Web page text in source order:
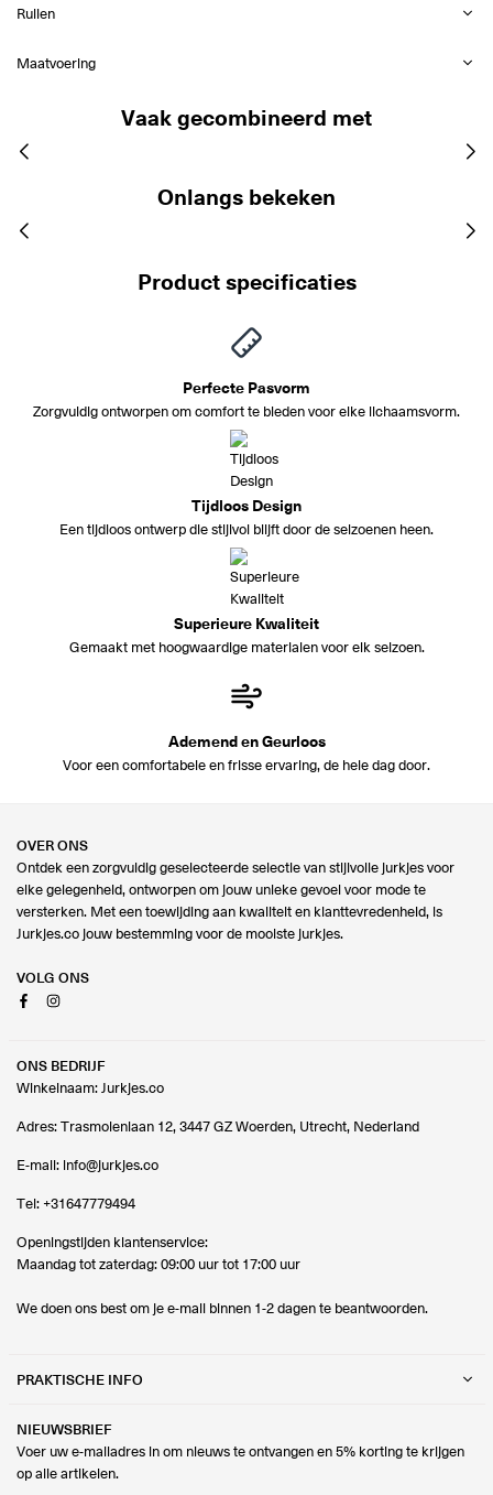
Ruilen
Maatvoering
Vaak gecombineerd met
Onlangs bekeken
Product specificaties
Perfecte Pasvorm
Zorgvuldig ontworpen om comfort te bieden voor elke lichaamsvorm.
Tijdloos Design
Een tijdloos ontwerp die stijlvol blijft door de seizoenen heen.
Superieure Kwaliteit
Gemaakt met hoogwaardige materialen voor elk seizoen.
Ademend en Geurloos
Voor een comfortabele en frisse ervaring, de hele dag door.
OVER ONS
Ontdek een zorgvuldig geselecteerde selectie van stijlvolle jurkjes voor
elke gelegenheid, ontworpen om jouw unieke gevoel voor mode te
versterken. Met een toewijding aan kwaliteit en klanttevredenheid, is
Jurkjes.co jouw bestemming voor de mooiste jurkjes.
VOLG ONS
FacebookInstagram
ONS BEDRIJF
Winkelnaam: Jurkjes.co
Adres: Trasmolenlaan 12, 3447 GZ Woerden, Utrecht, Nederland
E-mail: info@jurkjes.co
Tel: +31647779494
Openingstijden klantenservice:
Maandag tot zaterdag: 09:00 uur tot 17:00 uur
We doen ons best om je e-mail binnen 1-2 dagen te beantwoorden.
PRAKTISCHE INFO
NIEUWSBRIEF
Voer uw e-mailadres in om nieuws te ontvangen en 5% korting te krijgen
op alle artikelen.